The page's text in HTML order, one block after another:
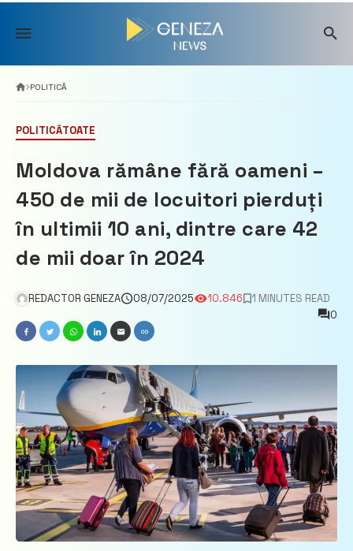
Skip
content
POLITICĂ
POLITICĂTOATE
Moldova rămâne fără oameni –
450 de mii de locuitori pierduți
în ultimii 10 ani, dintre care 42
de mii doar în 2024
REDACTOR GENEZA 08/07/2025 10.846
1 MINUTES READ
0